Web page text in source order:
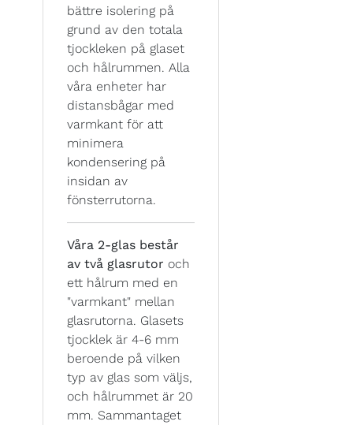
bättre isolering på
grund av den totala
tjockleken på glaset
och hålrummen. Alla
våra enheter har
distansbågar med
varmkant för att
minimera
kondensering på
insidan av
fönsterrutorna.
Våra 2-glas består
av två glasrutor och
ett hålrum med en
"varmkant" mellan
glasrutorna. Glasets
tjocklek är 4-6 mm
beroende på vilken
typ av glas som väljs,
och hålrummet är 20
mm. Sammantaget